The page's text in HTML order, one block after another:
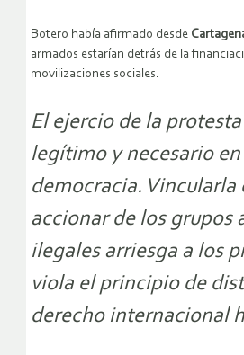
Botero había afirmado desde
armados estarían detrás de la
movilizaciones sociales.
El ejercio de la
legítimo y necesario en
democracia. Vincularla
accionar de los grupos
ilegales arriesga a los
viola el principio de
derecho internacional